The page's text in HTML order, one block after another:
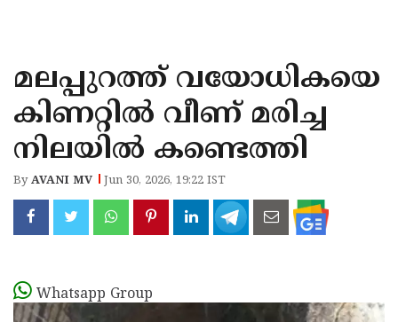
KANNUR
KASARAGOD
മലപ്പുറത്ത് വയോധികയെ
കിണറ്റിൽ വീണ് മരിച്ച
നിലയിൽ കണ്ടെത്തി
ByAVANI MV Jun 30, 2026, 19:22 IST
Whatsapp Group